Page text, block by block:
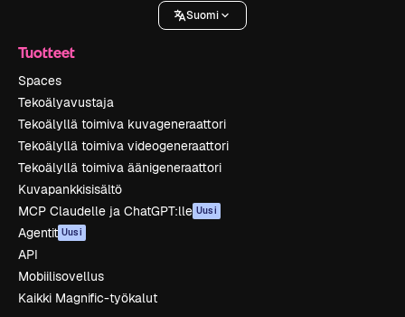
Suomi
Tuotteet
Spaces
Tekoälyavustaja
Tekoälyllä toimiva kuvageneraattori
Tekoälyllä toimiva videogeneraattori
Tekoälyllä toimiva äänigeneraattori
Kuvapankkisisältö
MCP Claudelle ja ChatGPT:lle Uusi
Agentit Uusi
API
Mobiilisovellus
Kaikki Magnific-työkalut